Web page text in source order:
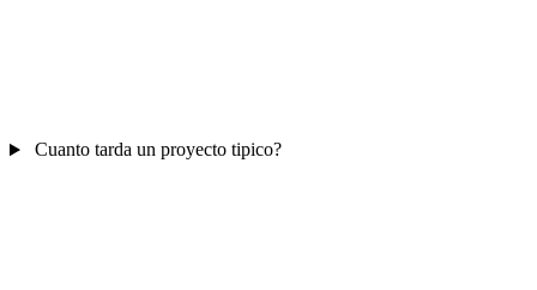
Cuanto tarda un proyecto tipico?